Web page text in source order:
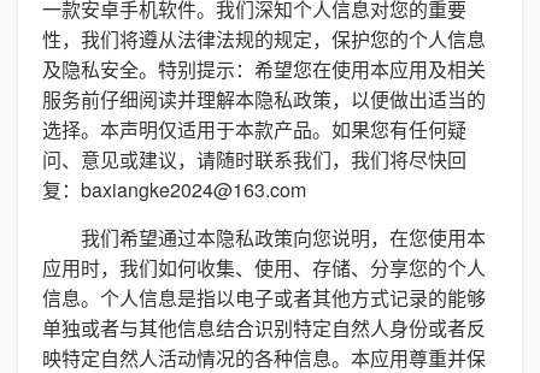
一款安卓手机软件。我们深知个人信息对您的重要
性，我们将遵从法律法规的规定，保护您的个人信息
及隐私安全。特别提示：希望您在使用本应用及相关
服务前仔细阅读并理解本隐私政策，以便做出适当的
选择。本声明仅适用于本款产品。如果您有任何疑
问、意见或建议，请随时联系我们，我们将尽快回
复：baxiangke2024@163.com
我们希望通过本隐私政策向您说明，在您使用本
应用时，我们如何收集、使用、存储、分享您的个人
信息。个人信息是指以电子或者其他方式记录的能够
单独或者与其他信息结合识别特定自然人身份或者反
映特定自然人活动情况的各种信息。本应用尊重并保